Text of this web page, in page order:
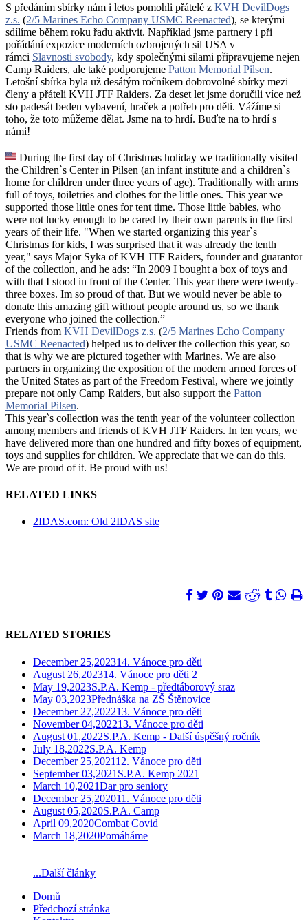
S předáním sbírky nám i letos pomohli přátelé z KVH DevilDogs
z.s. (2/5 Marines Echo Company USMC Reenacted), se kterými
sdílíme během roku řadu aktivit. Například jsme partnery i při
pořádání expozice moderních ozbrojených sil USA v
rámci Slavnosti svobody, kdy společnými silami připravujeme nejen
Camp Raiders, ale také podporujeme Patton Memorial Pilsen.
Letošní sbírka byla už desátým ročníkem dobrovolné sbírky mezi
členy a přáteli KVH JTF Raiders. Za deset let jsme doručili více než
sto padesát beden vybavení, hraček a potřeb pro děti. Vážíme si
toho, že toto můžeme dělat. Jsme na to hrdí. Buďte na to hrdí s
námi!
During the first day of Christmas holiday we traditionally visited
the Children`s Center in Pilsen (an infant institute and a children`s
home for children under three years of age). Traditionally with arms
full of toys, toiletries and clothes for the little ones. This year we
supported those little ones for tent time. Those little babies, who
were not lucky enough to be cared by their own parents in the first
years of their life. "When we started organizing this year`s
Christmas for kids, I was surprised that it was already the tenth
year," says Major Syka of KVH JTF Raiders, founder and guarantor
of the collection, and he ads: “In 2009 I bought a box of toys and
with that I stood in front of the Center. This year there were twenty-
three boxes. Im so proud of that. But we would never be able to
donate this amazing gift without people around us, so we thank
everyone who joined the collection.”
Friends from KVH DevilDogs z.s. (2/5 Marines Echo Company
USMC Reenacted) helped us to deliver the collection this year, so
that is why we are pictured together with Marines. We are also
partners in organizing the exposition of the modern armed forces of
the United States as part of the Freedom Festival, where we jointly
prepare not only Camp Raiders, but also support the Patton
Memorial Pilsen.
This year`s collection was the tenth year of the volunteer collection
among members and friends of KVH JTF Raiders. In ten years, we
have delivered more than one hundred and fifty boxes of equipment,
toys and supplies for children. We appreciate that we can do this.
We are proud of it. Be proud with us!
RELATED LINKS
2IDAS.com: Old 2IDAS site
RELATED STORIES
December 25,202314. Vánoce pro děti
August 26,202314. Vánoce pro děti 2
May 19,2023S.P.A. Kemp - předtáborový sraz
May 03,2023Přednáška na ZŠ Štěnovice
December 27,202213. Vánoce pro děti
November 04,202213. Vánoce pro děti
August 01,2022S.P.A. Kemp - Další úspěšný ročník
July 18,2022S.P.A. Kemp
December 25,202112. Vánoce pro děti
September 03,2021 S.P.A. Kemp 2021
March 10,2021Dar pro seniory
December 25,202011. Vánoce pro děti
August 05,2020S.P.A. Camp
April 09,2020Combat Covid
March 18,2020Pomáháme
...Další články
Domů
Předchozí stránka